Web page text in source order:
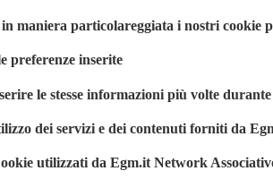
maniera particolareggiata i nostri cookie
preferenze inserite
le stesse informazioni più volte
dei servizi e dei contenuti forniti da
utilizzati da Egm.it Network